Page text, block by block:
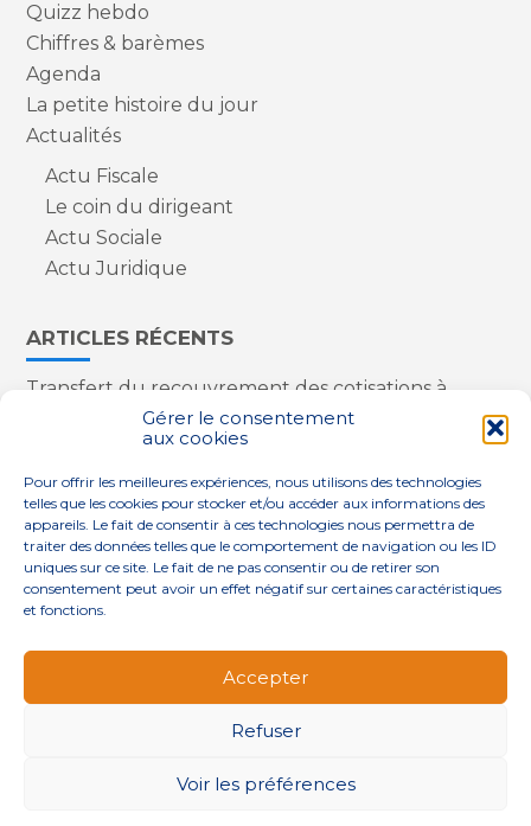
Gérer le consentement
aux cookies
Pour offrir les meilleures expériences, nous utilisons des technologies
telles que les cookies pour stocker et/ou accéder aux informations des
appareils. Le fait de consentir à ces technologies nous permettra de
traiter des données telles que le comportement de navigation ou les ID
uniques sur ce site. Le fait de ne pas consentir ou de retirer son
consentement peut avoir un effet négatif sur certaines caractéristiques
et fonctions.
Accepter
Refuser
Voir les préférences
Quizz hebdo
Chiffres & barèmes
Agenda
La petite histoire du jour
Actualités
Actu Fiscale
Le coin du dirigeant
Actu Sociale
Actu Juridique
ARTICLES RÉCENTS
Transfert du recouvrement des cotisations à
l’Urssaf : des nouveautés
Appareils reconditionnés : annulation de la
Contrôle de la qualité de l’air dans les ERP
Industriels : le point sur les dernières évolutions
réglementaires
QUI SOMMES-NOUS ?
NOS SOLUTIONS
ACTUALITÉS CONTACT
MENTIONS LÉGALES